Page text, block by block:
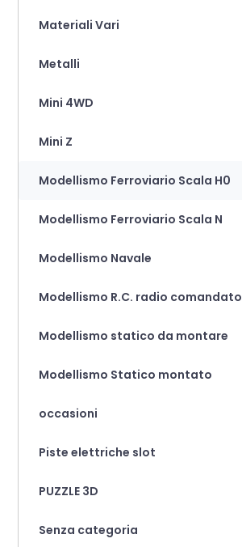
Materiali Vari
Metalli
Mini 4WD
Mini Z
Modellismo Ferroviario Scala H0
Modellismo Ferroviario Scala N
Modellismo Navale
Modellismo R.C. radio comandato
Modellismo statico da montare
Modellismo Statico montato
occasioni
Piste elettriche slot
PUZZLE 3D
Senza categoria